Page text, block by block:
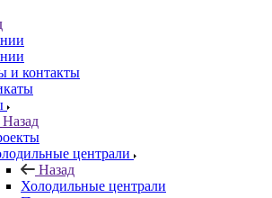
и контакты
Назад
централи
Назад
Холодильные централи